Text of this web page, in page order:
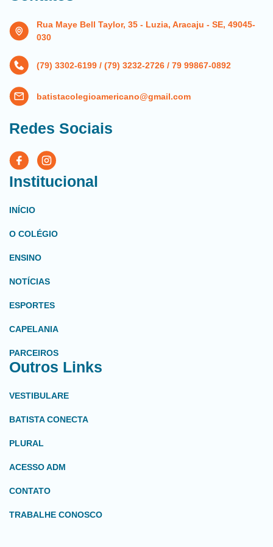
Rua Maye Bell Taylor, 35 - Luzia, Aracaju - SE, 49045-
030
(79) 3302-6199 / (79) 3232-2726 / 79 99867-0892
batistacolegioamericano@gmail.com
Redes Sociais
Institucional
INÍCIO
O COLÉGIO
ENSINO
NOTÍCIAS
ESPORTES
CAPELANIA
PARCEIROS
Outros Links
VESTIBULARE
BATISTA CONECTA
PLURAL
ACESSO ADM
CONTATO
TRABALHE CONOSCO